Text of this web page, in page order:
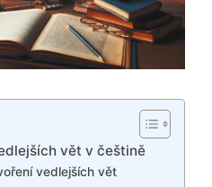
vět v češtině
vedlejších vět